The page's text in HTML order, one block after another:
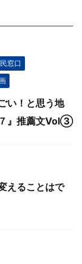
窓口
い！と思う地
』推薦文Vol③
えることはで